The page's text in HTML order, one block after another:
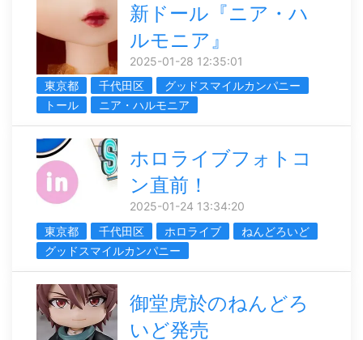
新ドール『ニア・ハ
ルモニア』
2025-01-28 12:35:01
東京都
千代田区
グッドスマイルカンパニー
トール
ニア・ハルモニア
ホロライブフォトコ
ン直前！
2025-01-24 13:34:20
東京都
千代田区 ホロライブ
ねんどろいど
グッドスマイルカンパニー
御堂虎於のねんどろ
いど発売